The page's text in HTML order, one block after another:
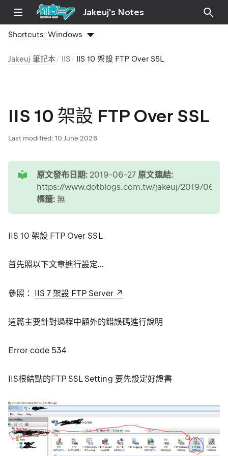
Jakeuj's Notes
Shortcuts:Windows
Jakeuj 筆記本 IIS IIS 10 架設 FTP Over SSL
IIS 10 架設 FTP Over SSL
Last modified: 10 June 2026
原文發布日期: 2019-06-27 原文連結:
https://www.dotblogs.com.tw/jakeuj/2019/06/27/
標籤: 無
IIS 10 架設 FTP Over SSL
首先照以下文章進行設定...
參照： IIS 7 架設 FTP Server
這篇主要針對過程中額外的錯誤碼進行說明
Error code 534
IIS根結點的FTP SSL Setting 要先設定好證書